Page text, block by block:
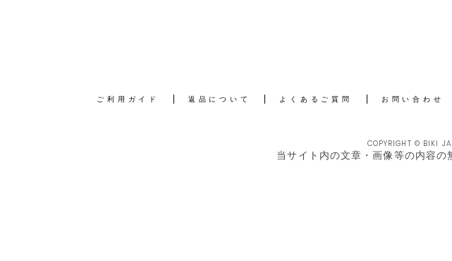
ご利用ガイド 返品について よくあるご質問 お問い合わせ
COPYRIGHT © BIKI
当サイト内の文章・画像等の内容の